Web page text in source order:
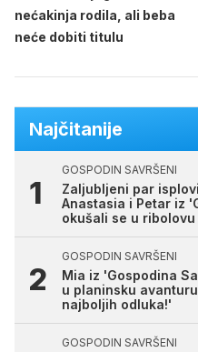
nećakinja rodila, ali beba
neće dobiti titulu
Najčitanije
GOSPODIN SAVRŠENI
Zaljubljeni par
Anastasia i Petar iz
okušali se u ribolovu
GOSPODIN SAVRŠENI
Mia iz 'Gospodina
u planinsku
najboljih odluka!'
GOSPODIN SAVRŠENI